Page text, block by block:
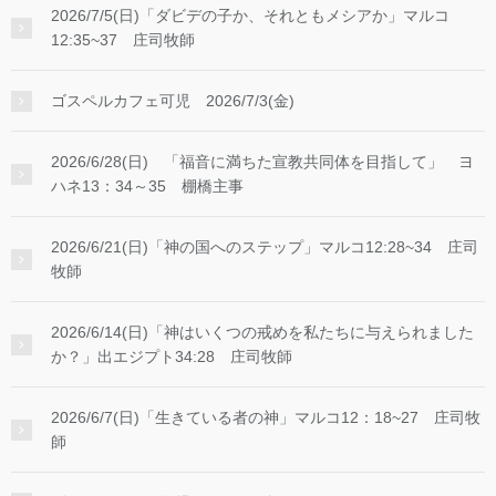
2026/7/5(日)「ダビデの子か、それともメシアか」マルコ
12:35~37 庄司牧師
ゴスペルカフェ可児 2026/7/3(金)
2026/6/28(日) 「福音に満ちた宣教共同体を目指して」 ヨ
ハネ13：34～35 棚橋主事
2026/6/21(日)「神の国へのステップ」マルコ12:28~34 庄司
牧師
2026/6/14(日)「神はいくつの戒めを私たちに与えられました
か？」出エジプト34:28 庄司牧師
2026/6/7(日)「生きている者の神」マルコ12：18~27 庄司牧
師